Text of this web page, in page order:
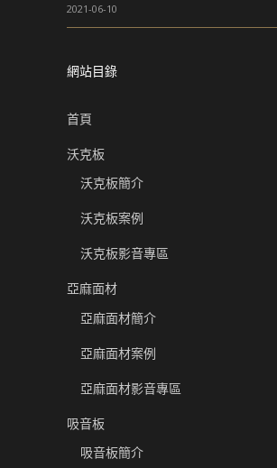
2021-06-10
網站目錄
首頁
沃克板
沃克板簡介
沃克板案例
沃克板影音專區
亞麻面材
亞麻面材簡介
亞麻面材案例
亞麻面材影音專區
吸音板
吸音板簡介